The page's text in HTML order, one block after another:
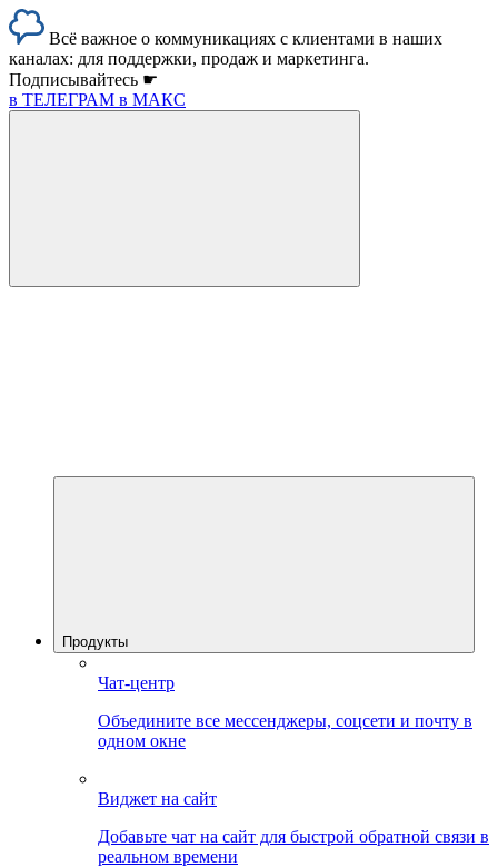
Всё важное о коммуникациях с клиентами в наших
каналах: для поддержки, продаж и маркетинга.
Подписывайтесь ☛
в ТЕЛЕГРАМ в МАКС
Продукты
Чат-центр
Объедините все мессенджеры, соцсети и почту в
одном окне
Виджет на сайт
Добавьте чат на сайт для быстрой обратной связи в
реальном времени